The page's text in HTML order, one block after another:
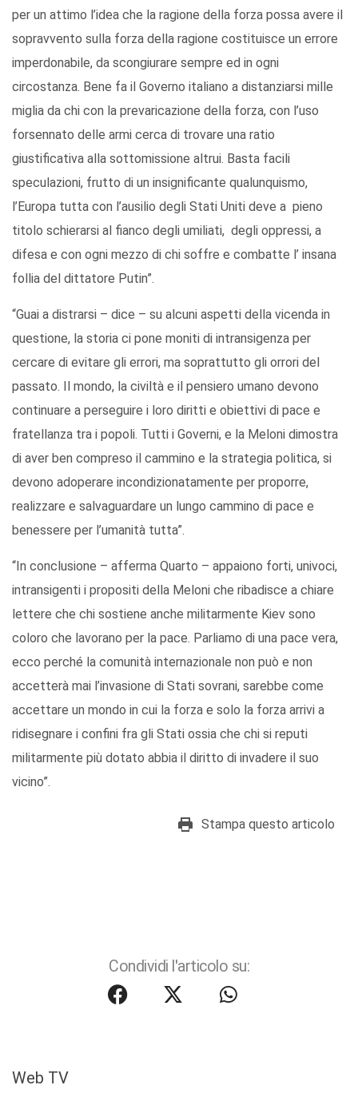
per un attimo l’idea che la ragione della forza possa avere il
sopravvento sulla forza della ragione costituisce un errore
imperdonabile, da scongiurare sempre ed in ogni
circostanza. Bene fa il Governo italiano a distanziarsi mille
miglia da chi con la prevaricazione della forza, con l’uso
forsennato delle armi cerca di trovare una ratio
giustificativa alla sottomissione altrui. Basta facili
speculazioni, frutto di un insignificante qualunquismo,
l’Europa tutta con l’ausilio degli Stati Uniti deve a pieno
titolo schierarsi al fianco degli umiliati, degli oppressi, a
difesa e con ogni mezzo di chi soffre e combatte l’ insana
follia del dittatore Putin”.
“Guai a distrarsi – dice – su alcuni aspetti della vicenda in
questione, la storia ci pone moniti di intransigenza per
cercare di evitare gli errori, ma soprattutto gli orrori del
passato. Il mondo, la civiltà e il pensiero umano devono
continuare a perseguire i loro diritti e obiettivi di pace e
fratellanza tra i popoli. Tutti i Governi, e la Meloni dimostra
di aver ben compreso il cammino e la strategia politica, si
devono adoperare incondizionatamente per proporre,
realizzare e salvaguardare un lungo cammino di pace e
benessere per l’umanità tutta”.
“In conclusione – afferma Quarto – appaiono forti, univoci,
intransigenti i propositi della Meloni che ribadisce a chiare
lettere che chi sostiene anche militarmente Kiev sono
coloro che lavorano per la pace. Parliamo di una pace vera,
ecco perché la comunità internazionale non può e non
accetterà mai l’invasione di Stati sovrani, sarebbe come
accettare un mondo in cui la forza e solo la forza arrivi a
ridisegnare i confini fra gli Stati ossia che chi si reputi
militarmente più dotato abbia il diritto di invadere il suo
vicino”.
Stampa questo articolo
Condividi l'articolo su:
Web TV